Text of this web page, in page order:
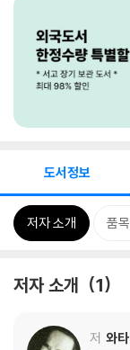
도서정보
저자 소개 품
저자 소개 1
저 와